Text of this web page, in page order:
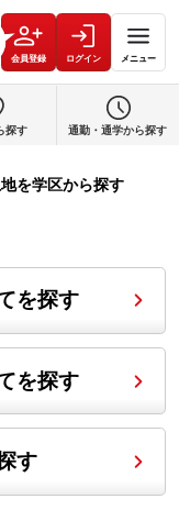
会員登録 ログイン メニュー
探す 通勤・通学から探す
を学区から探す
を探す
を探す
す